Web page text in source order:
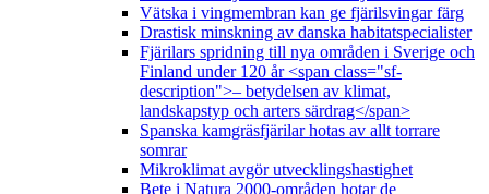
Vätska i vingmembran kan ge fjärilsvingar färg
Drastisk minskning av danska habitatspecialister
Fjärilars spridning till nya områden i Sverige och
Finland under 120 år <span class="sf-
description">– betydelsen av klimat,
landskapstyp och arters särdrag</span>
Spanska kamgräsfjärilar hotas av allt torrare
somrar
Mikroklimat avgör utvecklingshastighet
Bete i Natura 2000-områden hotar de